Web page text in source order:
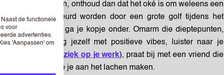
lijkt in te storten, onthoud dan dat het oké is om weleens een
is als meegesleurd worden door een grote golf tijdens het
soepel op, soms ga je kopje onder. Omarm die dieptepunten,
Omring jezelf met positieve vibes, luister naar je
je favoriete muziek op je werk), praat bij met een vriend die
video's die je aan het lachen maken.
de functionele
voor
advertenties.
'Aanpassen' om